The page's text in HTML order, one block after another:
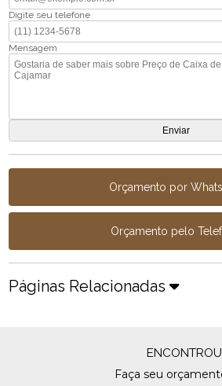
Digite seu telefone
Mensagem
Orçamento por
Orçamento pelo
Páginas Relacionadas
Faça seu